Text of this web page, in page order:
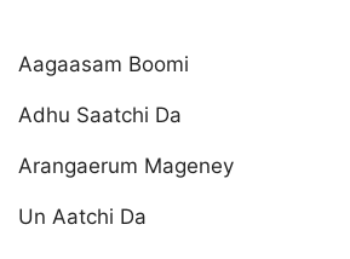
Aagaasam Boomi
Adhu Saatchi Da
Arangaerum Mageney
Un Aatchi Da